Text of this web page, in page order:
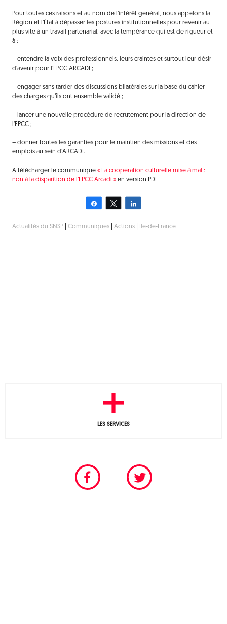
Pour toutes ces raisons et au nom de l’intérêt général, nous appelons la
Région et l’État à dépasser les postures institutionnelles pour revenir au
plus vite à un travail partenarial, avec la tempérance qui est de rigueur et
à :
– entendre la voix des professionnels, leurs craintes et surtout leur désir
d’avenir pour l’EPCC ARCADI ;
– engager sans tarder des discussions bilatérales sur la base du cahier
des charges qu’ils ont ensemble validé ;
– lancer une nouvelle procédure de recrutement pour la direction de
l’EPCC ;
– donner toutes les garanties pour le maintien des missions et des
emplois au sein d’ARCADI.
A télécharger le communiqué « La coopération culturelle mise à mal :
non à la disparition de l’EPCC Arcadi »en version PDF
Partagez Tweetez
Actualités du SNSP| Communiqués| Actions| Ile-de-France
LES SERVICES